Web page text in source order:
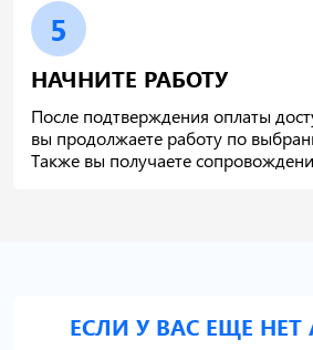
5
НАЧНИТЕ РАБОТУ
После подтверждения оплаты
вы продолжаете работу по
Также вы получаете
ЕСЛИ У ВАС ЕЩЕ НЕТ